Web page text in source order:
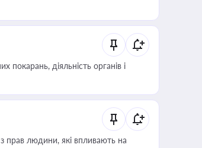
покарань, діяльність органів і
прав людини, які впливають на